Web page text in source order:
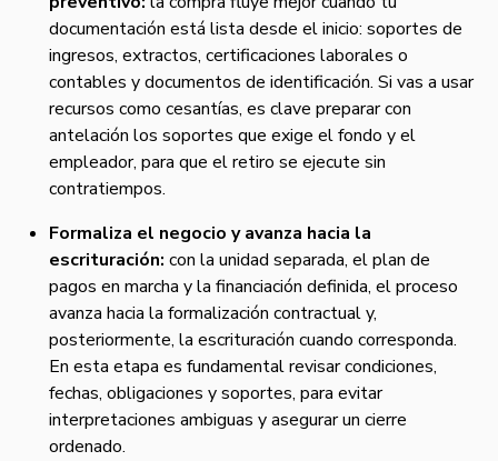
documentación está lista desde el inicio: soportes de
ingresos, extractos, certificaciones laborales o
contables y documentos de identificación. Si vas a usar
recursos como cesantías, es clave preparar con
antelación los soportes que exige el fondo y el
empleador, para que el retiro se ejecute sin
contratiempos.
Formaliza el negocio y avanza hacia la
escrituración: con la unidad separada, el plan de
pagos en marcha y la financiación definida, el proceso
avanza hacia la formalización contractual y,
posteriormente, la escrituración cuando corresponda.
En esta etapa es fundamental revisar condiciones,
fechas, obligaciones y soportes, para evitar
interpretaciones ambiguas y asegurar un cierre
ordenado.